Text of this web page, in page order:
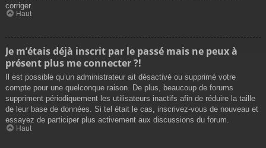
corriger.
Haut
Je m’étais déjà inscrit par le passé mais ne peux à
présent plus me connecter ?!
Il est possible qu’un administrateur ait désactivé ou supprimé votre
compte pour une quelconque raison. De plus, beaucoup de forums
suppriment périodiquement les utilisateurs inactifs afin de réduire la taille
de leur base de données. Si tel était le cas, inscrivez-vous de nouveau et
essayez de participer plus activement aux discussions du forum.
Haut